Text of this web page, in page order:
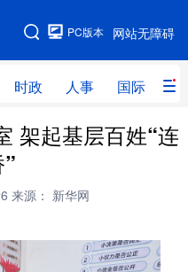
网站无障碍
PC版本
时政 人事 国际 财
图
时政 人事
全球连线
量子 体育
架起基层百姓“连
来源： 新华网